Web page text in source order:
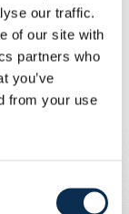
our traffic.
of our site with
partners who
you’ve
from your use
naam begint
ambitie:
van